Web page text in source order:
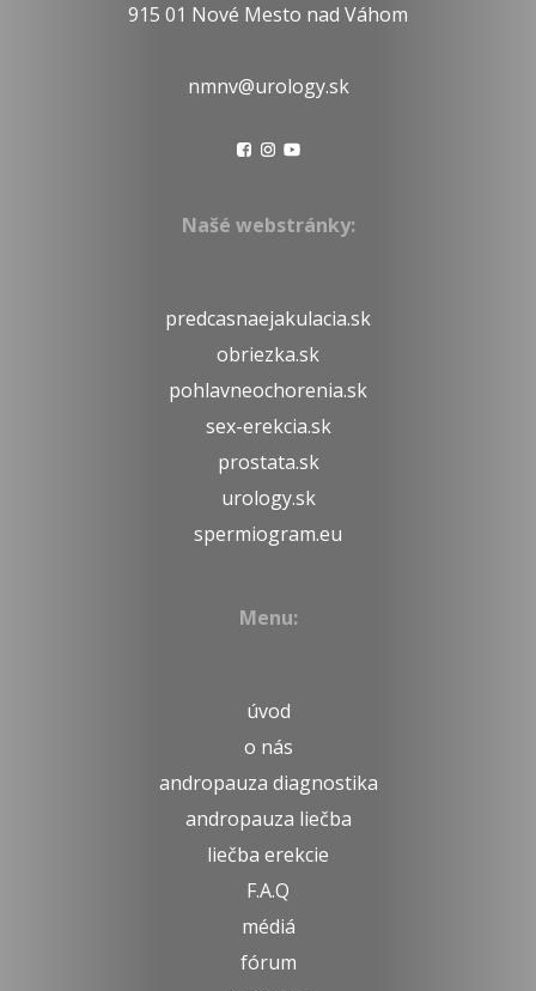
915 01 Nové Mesto nad Váhom
nmnv@urology.sk
Našé webstránky:
predcasnaejakulacia.sk
obriezka.sk
pohlavneochorenia.sk
sex-erekcia.sk
prostata.sk
urology.sk
spermiogram.eu
Menu:
úvod
o nás
andropauza diagnostika
andropauza liečba
liečba erekcie
F.A.Q
médiá
fórum